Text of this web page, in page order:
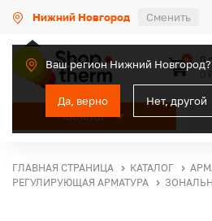
Нижний Новгород Сменить
Ваш регион Нижний Новгород?
Да, верно Нет, другой
КАТАЛОГ
0
0
ГЛАВНАЯ СТРАНИЦА КАТАЛОГ
РЕГУЛИРУЮЩАЯ АРМАТУРА